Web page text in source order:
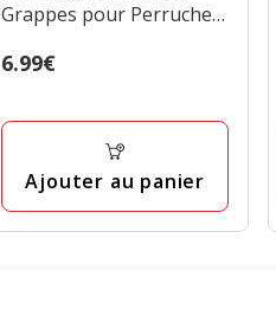
Grappes pour Perruche -
Prix
6.99€
Ajouter au panier